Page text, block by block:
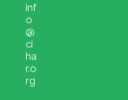
inf
o
@
ci
ha
r.o
rg